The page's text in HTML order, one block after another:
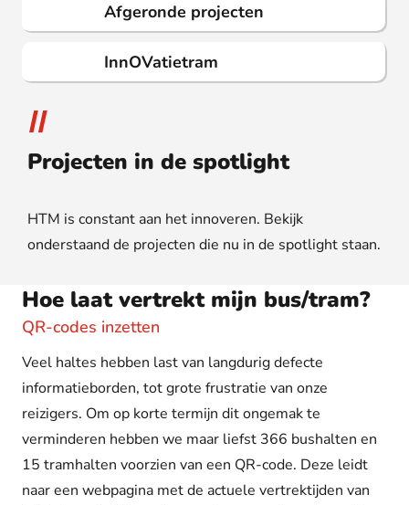
Afgeronde projecten
InnOVatietram
Projecten in de spotlight
HTM is constant aan het innoveren. Bekijk
onderstaand de projecten die nu in de spotlight staan.
Hoe laat vertrekt mijn bus/tram?
QR-codes inzetten
Veel haltes hebben last van langdurig defecte
informatieborden, tot grote frustratie van onze
reizigers. Om op korte termijn dit ongemak te
verminderen hebben we maar liefst 366 bushalten en
15 tramhalten voorzien van een QR-code. Deze leidt
naar een webpagina met de actuele vertrektijden van